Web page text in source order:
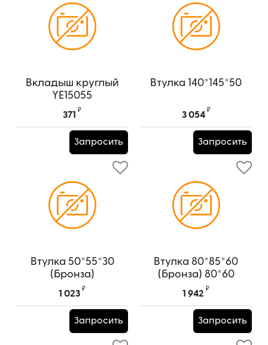
Вкладыш круглый
YE15055
YE15055
371
₽
Запросить
Втулка 140*145*50
3 054
₽
Запросить
Втулка 50*55*30
(бронза)
1 023
₽
Запросить
Втулка 80*85*60
(бронза) 80*60
80*60
1 942
₽
Запросить